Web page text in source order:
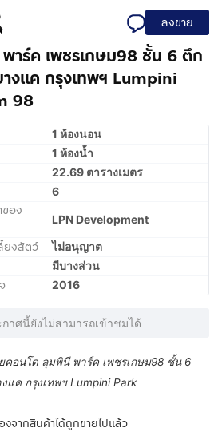
ลงขาย
าร์ค เพชรเกษม98 ชั้น 6 ตึก
างแค กรุงเทพฯ Lumpini
98
1 ห้องนอน
1 ห้องน้ำ
22.69 ตารางเมตร
6
อง
LPN Development
ยงสัตว์ ไม่อนุญาต
มีบางส่วน
2016
าศนี้ยังไม่สามารถเข้าชมได้
คอนโด ลุมพินี พาร์ค เพชรเกษม98 ชั้น 6
แค กรุงเทพฯ Lumpini Park
จากสินค้าได้ถูกขายไปแล้ว